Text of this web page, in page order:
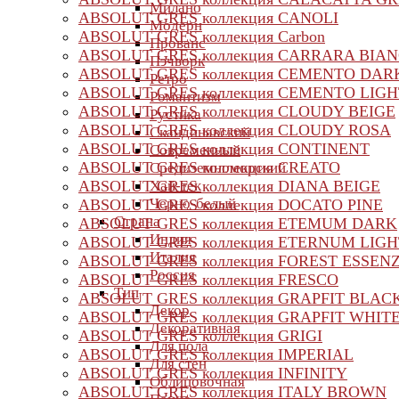
Милано
Модерн
Прованс
Пэчворк
Ретро
Романтизм
Рустика
Скандинавский
Современный
Средиземноморский
Хай-тек
Черно-белый
Страна
Индия
Италия
Россия
Тип
Декор
Декоративная
Для пола
Для стен
Облицовочная
ABSOLUT GRES коллекция CANOLI
ABSOLUT GRES коллекция Carbon
ABSOLUT GRES коллекция CARRARA
ABSOLUT GRES коллекция CEMENTO
ABSOLUT GRES коллекция CEMENTO
ABSOLUT GRES коллекция CLOUDY BEIGE
ABSOLUT GRES коллекция CLOUDY ROSA
ABSOLUT GRES коллекция CONTINENT
ABSOLUT GRES коллекция CREATO
ABSOLUT GRES коллекция DIANA BEIGE
ABSOLUT GRES коллекция DOCATO PINE
ABSOLUT GRES коллекция ETEMUM DARK
ABSOLUT GRES коллекция ETERNUM
ABSOLUT GRES коллекция FOREST
ABSOLUT GRES коллекция FRESCO
ABSOLUT GRES коллекция GRAPFIT
ABSOLUT GRES коллекция GRAPFIT
ABSOLUT GRES коллекция GRIGI
ABSOLUT GRES коллекция IMPERIAL
ABSOLUT GRES коллекция INFINITY
ABSOLUT GRES коллекция ITALY BROWN